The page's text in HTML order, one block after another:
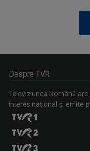
ANCA MAZILU
Despre TVR
Televiziunea Română
interes naţional şi emite